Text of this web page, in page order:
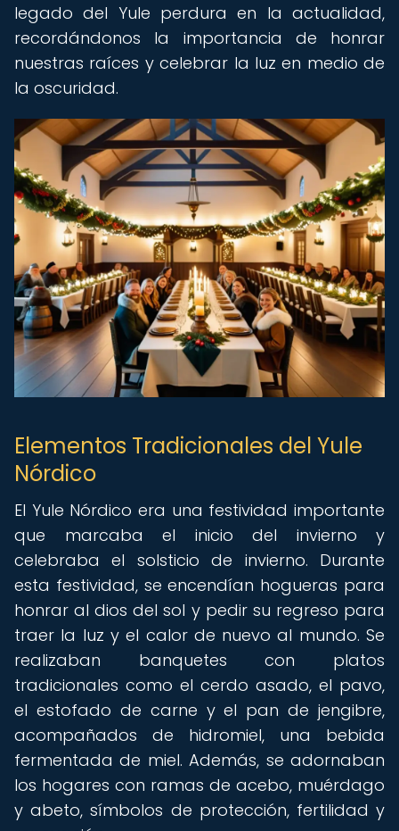
legado del Yule perdura en la actualidad,
recordándonos la importancia de honrar
nuestras raíces y celebrar la luz en medio de
la oscuridad.
Elementos Tradicionales del Yule
Nórdico
El Yule Nórdico era una festividad importante
que marcaba el inicio del invierno y
celebraba el solsticio de invierno. Durante
esta festividad, se encendían hogueras para
honrar al dios del sol y pedir su regreso para
traer la luz y el calor de nuevo al mundo. Se
realizaban banquetes con platos
tradicionales como el cerdo asado, el pavo,
el estofado de carne y el pan de jengibre,
acompañados de hidromiel, una bebida
fermentada de miel. Además, se adornaban
los hogares con ramas de acebo, muérdago
y abeto, símbolos de protección, fertilidad y